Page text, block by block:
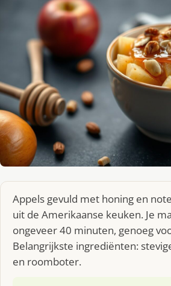
Appels gevuld met honing en
uit de Amerikaanse keuken. Je
ongeveer 40 minuten, genoeg
Belangrijkste ingrediënten:
en roomboter.